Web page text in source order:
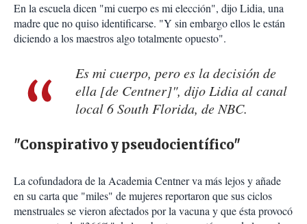
En la escuela dicen "mi cuerpo es mi elección", dijo Lidia, una
madre que no quiso identificarse. "Y sin embargo ellos le están
diciendo a los maestros algo totalmente opuesto".
Es mi cuerpo, pero es la decisión de
ella [de Centner]", dijo Lidia al canal
local 6 South Florida, de NBC.
"Conspirativo y pseudocientífico"
La cofundadora de la Academia Centner va más lejos y añade
en su carta que "miles" de mujeres reportaron que sus ciclos
menstruales se vieron afectados por la vacuna y que ésta provocó